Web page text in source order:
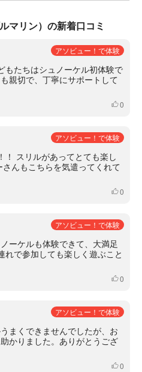
マリン）の新着口コミ
アソビュー！で体験
もたちはシュノーケル初体験で
親切で、丁寧にサポートして
いいね
0
アソビュー！で体験
！ スリルがあってとても楽し
んもこちらを気遣ってくれて
いいね
0
アソビュー！で体験
ーケルも体験できて、大満足
で参加しても楽しく遊ぶこと
いいね
0
アソビュー！で体験
まくできませんでしたが、お
かりました。ありがとうござ
いいね
0